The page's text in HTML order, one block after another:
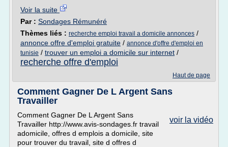
Voir la suite
Par : Sondages Rémunéré
Thèmes liés : recherche emploi travail a domicile annonces /
annonce offre d'emploi gratuite / annonce d'offre d'emploi en
tunisie / trouver un emploi a domicile sur internet /
recherche offre d'emploi
Haut de page
Comment Gagner De L Argent Sans
Travailler
voir la vidéo
Comment Gagner De L Argent Sans
Travailler http://www.avis-sondages.fr travail
adomicile, offres d emplois a domicile, site
pour trouver du travail, site d offres d